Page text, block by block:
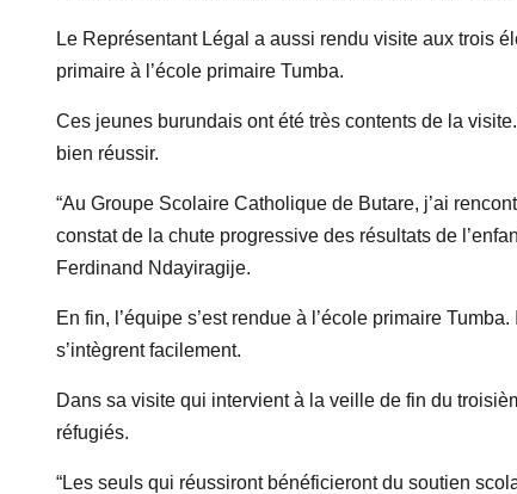
Le Représentant Légal a aussi rendu visite aux trois
primaire à l’école primaire Tumba.
Ces jeunes burundais ont été très contents de la
bien réussir.
“Au Groupe Scolaire Catholique de Butare, j’ai
constat de la chute progressive des résultats de
Ferdinand Ndayiragije.
En fin, l’équipe s’est rendue à l’école primaire
s’intègrent facilement.
Dans sa visite qui intervient à la veille de fin du
réfugiés.
“Les seuls qui réussiront bénéficieront du soutien